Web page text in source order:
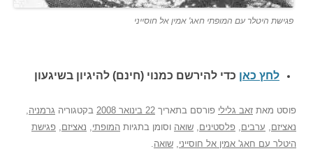
פגישת היטלר עם המופתי חאג' אמין אל חוסייני
לחץ כאן כדי להירשם כמנוי (חינם) להיגיון בשיגעון
פוסט מאת זאב גלילי פורסם בתאריך 22 בינואר 2008 בקטגוריה גרמניה,
נאציזם, ערבים, פלסטינים, שואה וסומן בתגיות המופתי, נאציזם, פגישת
היטלר עם חאג' אמין אל חוסייני, שואה.